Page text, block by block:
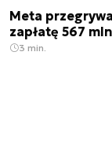
Meta
zapłatę 567
3 min.